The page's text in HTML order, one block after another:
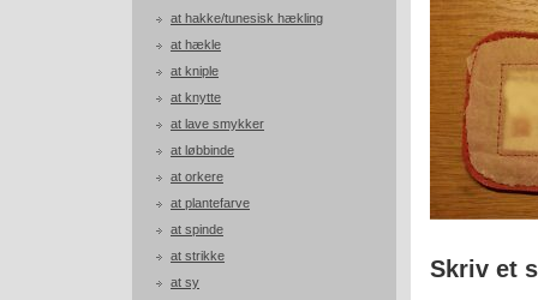
at hakke/tunesisk hækling
at hækle
at kniple
at knytte
at lave smykker
at løbbinde
at orkere
at plantefarve
at spinde
at strikke
at sy
Skriv et